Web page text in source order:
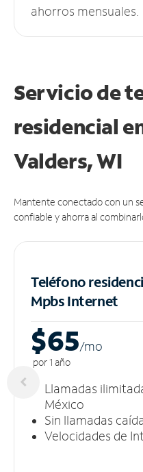
ahorros mensuales.
Servicio de
residencial
Valders, WI
Mantente conectado con un
confiable y ahorra al
Teléfono
MpbsInternet
$65/mo
por 1 año
Llamadas
México
Sin llamadas
Velocidades de